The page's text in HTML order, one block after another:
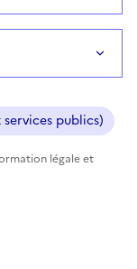
publics)
légale et